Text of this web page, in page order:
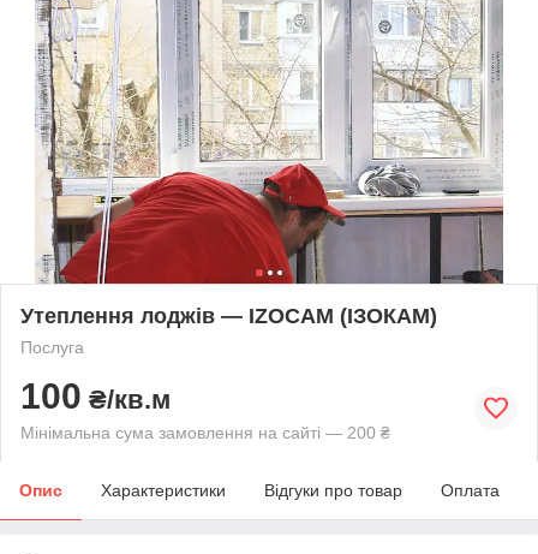
Утеплення лоджів — IZOCAM (ІЗОКАМ)
Послуга
100 ₴/кв.м
Мінімальна сума замовлення на сайті — 200 ₴
Опис Характеристики Відгуки про товар Оплата